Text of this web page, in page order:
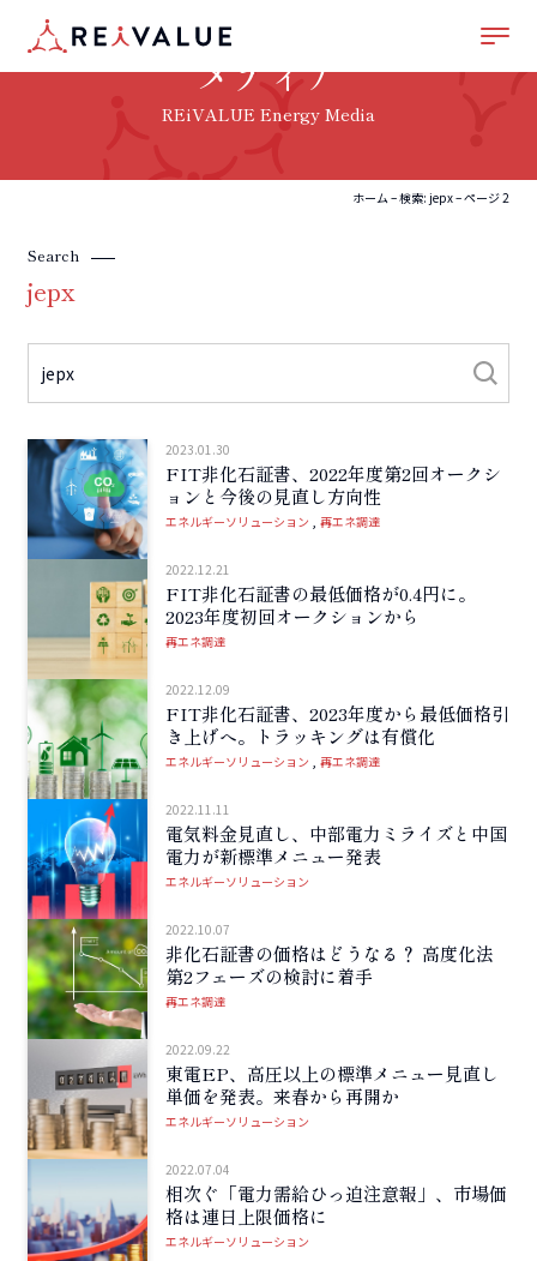
メディア
REiVALUE Energy Media
ホーム–検索: jepx–ページ 2
Search
jepx
2023.01.30
FIT非化石証書、2022年度第2回オークシ
ョンと今後の見直し方向性
エネルギーソリューション 再エネ調達
2022.12.21
FIT非化石証書の最低価格が0.4円に。
2023年度初回オークションから
再エネ調達
2022.12.09
FIT非化石証書、2023年度から最低価格引
き上げへ。トラッキングは有償化
エネルギーソリューション 再エネ調達
2022.11.11
電気料金見直し、中部電力ミライズと中国
電力が新標準メニュー発表
エネルギーソリューション
2022.10.07
非化石証書の価格はどうなる？ 高度化法
第2フェーズの検討に着手
再エネ調達
2022.09.22
東電EP、高圧以上の標準メニュー見直し
単価を発表。来春から再開か
エネルギーソリューション
2022.07.04
相次ぐ「電力需給ひっ迫注意報」、市場価
格は連日上限価格に
エネルギーソリューション